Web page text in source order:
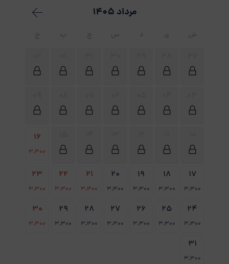
مرداد 1405
ش ی د س چ پ ج
16
3،300
17
3،300
18
3،300
19
3،300
20
3،300
21
3،300
22
3،300
23
3،300
24
3،300
25
3،300
26
3،300
27
3،300
28
3،300
29
3،300
30
3،300
31
3،300